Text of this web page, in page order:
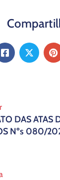
DAS ATAS
Nºs 080/